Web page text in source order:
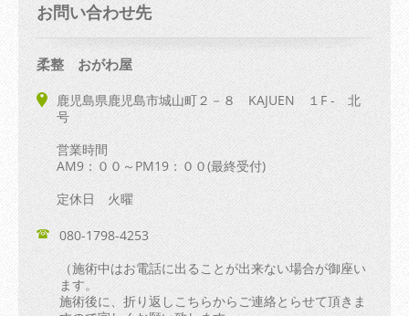
お問い合わせ先
柔整 おがわ屋
鹿児島県鹿児島市城山町２－８ KAJUEN １F - 北
号
営業時間
AM9：００～PM19：００(最終受付)
定休日 火曜
080-1798-4253
（施術中はお電話に出ることが出来ない場合が御座い
ます。
施術後に、折り返しこちらからご連絡とらせて頂きま